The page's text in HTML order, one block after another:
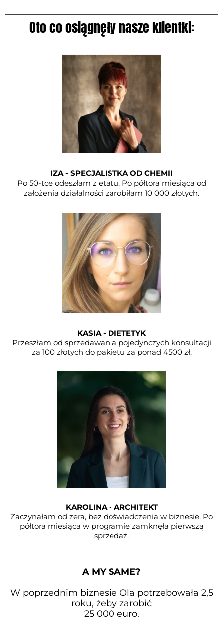
Oto co osiągnęły nasze klientki:
IZA - SPECJALISTKA OD CHEMII
Po 50-tce odeszłam z etatu. Po półtora miesiąca od
założenia działalności zarobiłam 10 000 złotych.
KASIA - DIETETYK
Przeszłam od sprzedawania pojedynczych konsultacji
za 100 złotych do pakietu za ponad 4500 zł.
KAROLINA - ARCHITEKT
Zaczynałam od zera, bez doświadczenia w biznesie. Po
półtora miesiąca w programie zamknęła pierwszą
sprzedaż.
A MY SAME?
W poprzednim biznesie Ola potrzebowała 2,5
roku, żeby zarobić
25 000 euro.